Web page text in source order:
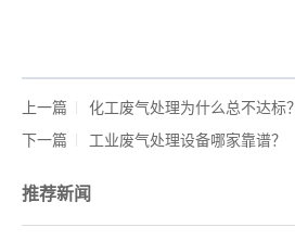
上一篇
化工废气处理为什么总不达标？
下一篇
工业废气处理设备哪家靠谱？
推荐新闻